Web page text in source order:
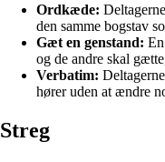
Ordkæde:
den samme bogstav
Gæt en genstand:
og de andre skal
Verbatim:
hører uden at ændre
Streg